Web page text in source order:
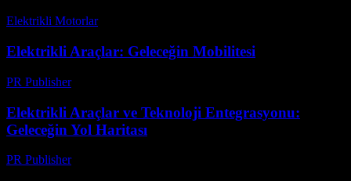
Elektrikli Motorlar-
Elektrikli Araçlar: Geleceğin Mobilitesi
PR Publisher-
Elektrikli Araçlar ve Teknoloji Entegrasyonu:
Geleceğin Yol Haritası
PR Publisher-